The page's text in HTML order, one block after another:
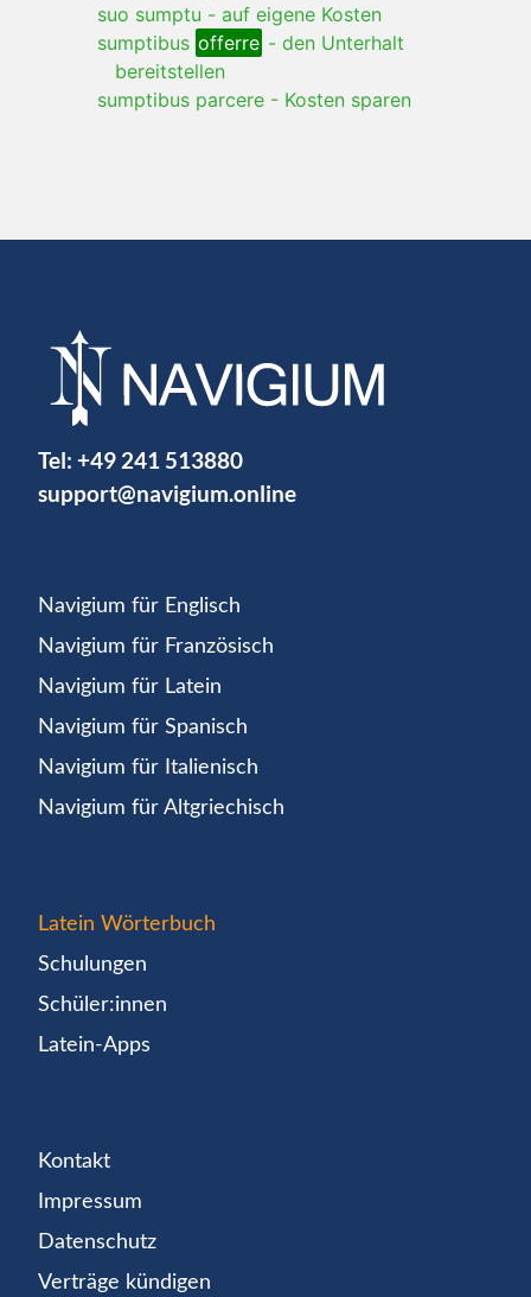
suo sumptu - auf eigene Kosten
sumptibus offerre - den Unterhalt
bereitstellen
sumptibus parcere - Kosten sparen
Tel: +49 241 513880
support@navigium.online
Navigium für Englisch
Navigium für Französisch
Navigium für Latein
Navigium für Spanisch
Navigium für Italienisch
Navigium für Altgriechisch
Latein Wörterbuch
Schulungen
Schüler:innen
Latein-Apps
Kontakt
Impressum
Datenschutz
Verträge kündigen